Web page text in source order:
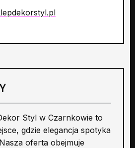
Styl w Czarnkowie to
gdzie elegancja spotyka
oferta obejmuje